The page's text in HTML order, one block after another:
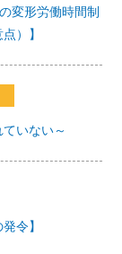
変形労働時間制
）】
いない～
令】